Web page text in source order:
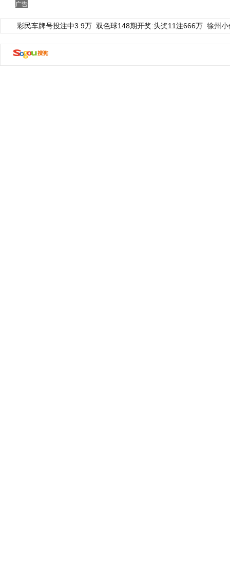
广告
彩民车牌号投注中3.9万 双色球148期开奖:头奖11注666万 徐州